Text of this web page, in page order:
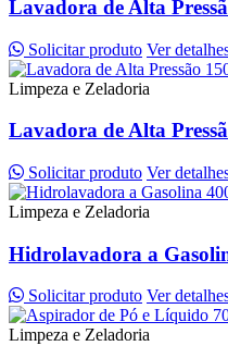
Lavadora de Alta
Solicitar produto Ver
Limpeza e Zeladoria
Lavadora de Alta
Solicitar produto Ver
Limpeza e Zeladoria
Hidrolavadora a
Solicitar produto Ver
Limpeza e Zeladoria